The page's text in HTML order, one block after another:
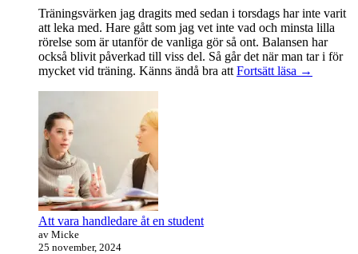
Träningsvärken jag dragits med sedan i torsdags har inte varit
att leka med. Hare gått som jag vet inte vad och minsta lilla
rörelse som är utanför de vanliga gör så ont. Balansen har
också blivit påverkad till viss del. Så går det när man tar i för
mycket vid träning. Känns ändå bra att Fortsätt läsa →
Att vara handledare åt en student
av Micke
25 november, 2024